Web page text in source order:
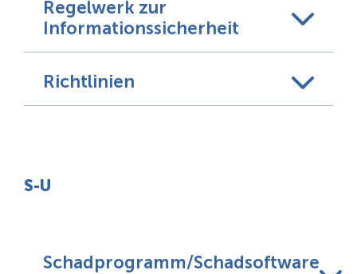
Regelwerk zur
Informationssicherheit
Richtlinien
S-U
Schadprogramm/Schadsoftware